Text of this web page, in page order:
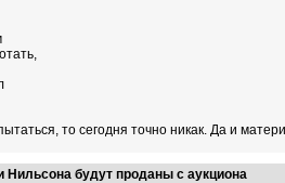
то сегодня точно никак. Да и
будут проданы с аукциона